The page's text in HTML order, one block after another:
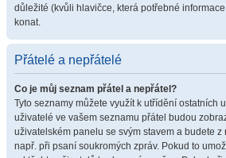
důležité (kvůli hlavičce, která potřebné
konat.
Přátelé a nepřátelé
Co je můj seznam přátel a nepřátel?
Tyto seznamy můžete využít k utřídění ostatních
uživatelé ve vašem seznamu přátel budou
uživatelském panelu se svým stavem a budete
např. při psaní soukromých zpráv. Pokud to